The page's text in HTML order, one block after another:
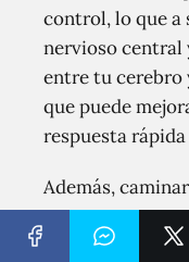
control, lo que a
nervioso central
entre tu cerebro
que puede
respuesta
Además,
mayor
en esta